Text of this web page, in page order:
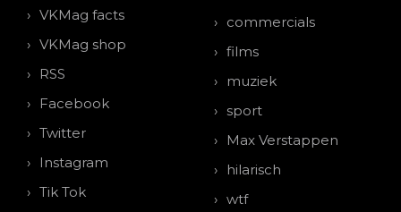
VKMag facts
VKMag shop
RSS
Facebook
Twitter
Instagram
Tik Tok
commercials
films
muziek
sport
Max Verstappen
hilarisch
wtf